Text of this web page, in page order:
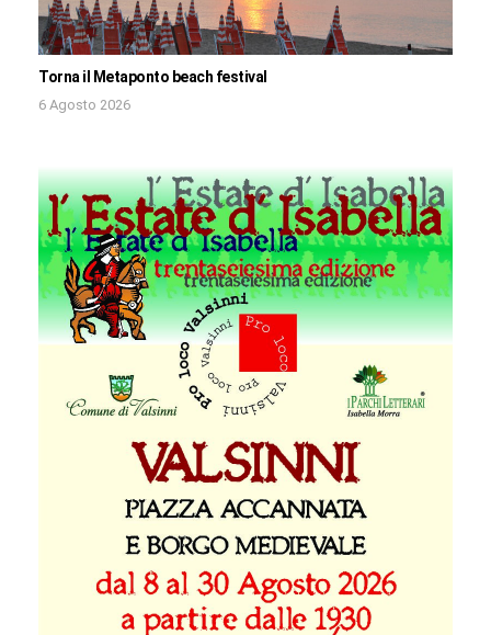
Torna il Metaponto beach festival
6 Agosto 2026